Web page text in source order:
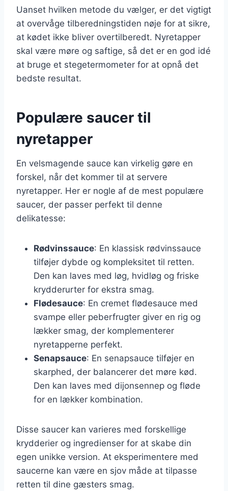
Uanset hvilken metode du vælger, er det vigtigt
at overvåge tilberedningstiden nøje for at sikre,
at kødet ikke bliver overtilberedt. Nyretapper
skal være møre og saftige, så det er en god idé
at bruge et stegetermometer for at opnå det
bedste resultat.
Populære saucer til
nyretapper
En velsmagende sauce kan virkelig gøre en
forskel, når det kommer til at servere
nyretapper. Her er nogle af de mest populære
saucer, der passer perfekt til denne
delikatesse:
Rødvinssauce: En klassisk rødvinssauce
tilføjer dybde og kompleksitet til retten.
Den kan laves med løg, hvidløg og friske
krydderurter for ekstra smag.
Flødesauce: En cremet flødesauce med
svampe eller peberfrugter giver en rig og
lækker smag, der komplementerer
nyretapperne perfekt.
Senapsauce: En senapsauce tilføjer en
skarphed, der balancerer det møre kød.
Den kan laves med dijonsennep og fløde
for en lækker kombination.
Disse saucer kan varieres med forskellige
krydderier og ingredienser for at skabe din
egen unikke version. At eksperimentere med
saucerne kan være en sjov måde at tilpasse
retten til dine gæsters smag.